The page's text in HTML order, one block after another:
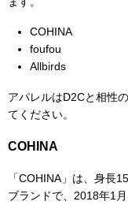
COHINA
foufou
Allbirds
アパレルはD2Cと相性
てください。
COHINA
「COHINA」は、身長
ブランドで、2018年1